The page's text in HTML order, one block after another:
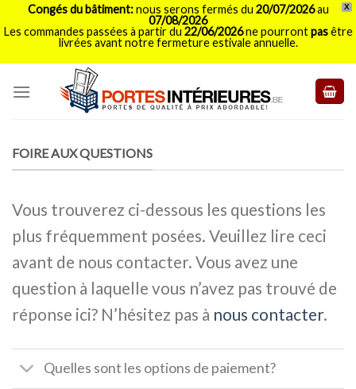
X
Congés du bâtiment:nous serons fermés du 20/07/2026au
07/08/2026
Les commandes passées à partir du 22/06/2026ne pourrontpasêtre
livrées avant notre fermeture estivale annuelle.
FOIRE AUX QUESTIONS
Vous trouverez ci-dessous les questions les
plus fréquemment posées. Veuillez lire ceci
avant de nous contacter. Vous avez une
question à laquelle vous n’avez pas trouvé de
réponse ici? N’hésitez pas à nous contacter.
Quelles sont les options de paiement?